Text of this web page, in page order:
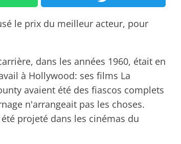
le prix du meilleur acteur, pour
dans les années 1960, était en
à Hollywood: ses films La
avaient été des fiascos complets
n'arrangeait pas les choses.
projeté dans les cinémas du